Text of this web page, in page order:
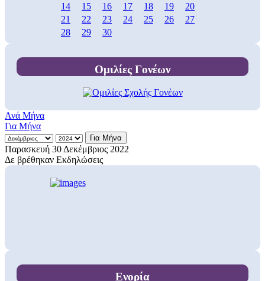
14
15 16 17 18 19
20
21
22 23 24 25 26
27
28
29 30
Ομιλίες Γονέων
Ανά Μήνα
Για Μήνα
Για Μήνα
Παρασκευή 30 Δεκέμβριος 2022
Δε βρέθηκαν Εκδηλώσεις
Ενορία